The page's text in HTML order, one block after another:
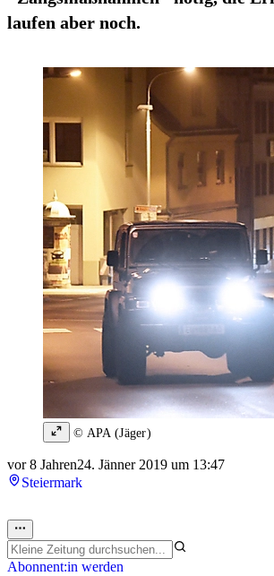
laufen aber noch.
© APA (Jäger)
vor 8 Jahren24. Jänner 2019 um 13:47
Steiermark
Abonnent:in werden